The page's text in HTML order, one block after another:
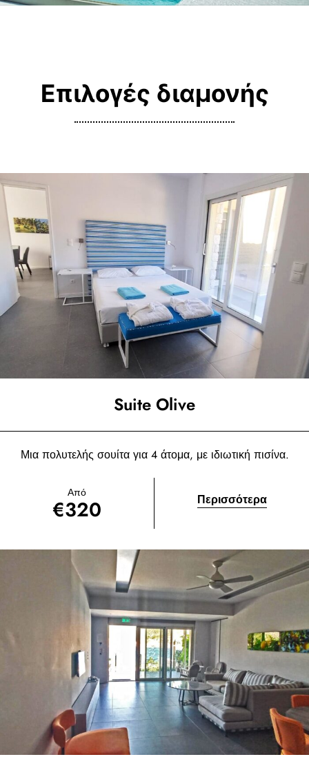
Επιλογές διαμονής
Suite Olive
Μια πολυτελής σουίτα για 4 άτομα, με ιδιωτική πισίνα.
Από
€320 Περισσότερα